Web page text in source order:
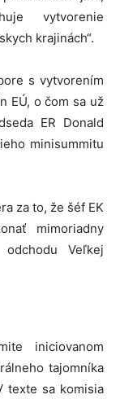
vytvorenie
krajinách“.
s vytvorením
EÚ, o čom sa už
ER Donald
minisummitu
za to, že šéf EK
mimoriadny
Veľkej
iniciovanom
tajomníka
texte sa komisia